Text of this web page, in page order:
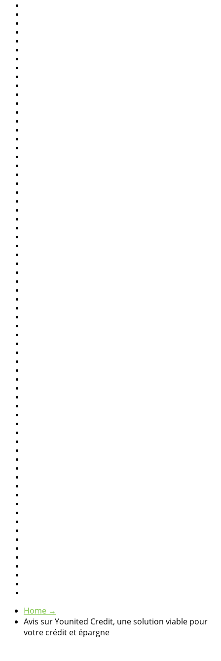
Home →
Avis sur Younited Credit, une solution viable pour
votre crédit et épargne